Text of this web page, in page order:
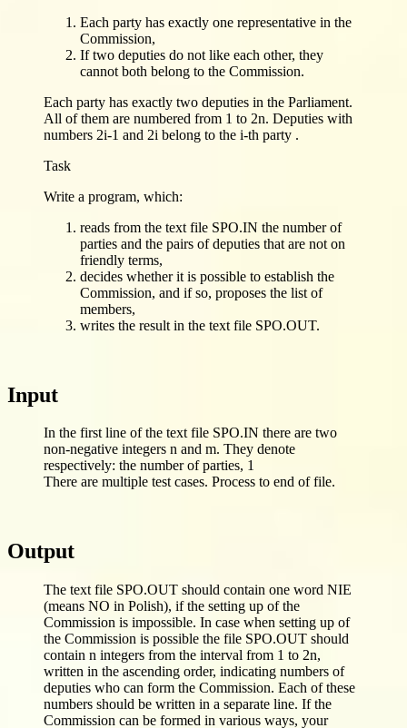
Each party has exactly one representative in the
Commission,
If two deputies do not like each other, they
cannot both belong to the Commission.
Each party has exactly two deputies in the Parliament.
All of them are numbered from 1 to 2n. Deputies with
numbers 2i-1 and 2i belong to the i-th party .
Task
Write a program, which:
reads from the text file SPO.IN the number of
parties and the pairs of deputies that are not on
friendly terms,
decides whether it is possible to establish the
Commission, and if so, proposes the list of
members,
writes the result in the text file SPO.OUT.
Input
In the first line of the text file SPO.IN there are two
non-negative integers n and m. They denote
respectively: the number of parties, 1
There are multiple test cases. Process to end of file.
Output
The text file SPO.OUT should contain one word NIE
(means NO in Polish), if the setting up of the
Commission is impossible. In case when setting up of
the Commission is possible the file SPO.OUT should
contain n integers from the interval from 1 to 2n,
written in the ascending order, indicating numbers of
deputies who can form the Commission. Each of these
numbers should be written in a separate line. If the
Commission can be formed in various ways, your